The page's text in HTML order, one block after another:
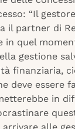
“Il
il partner di
in quel
gestione
finanziaria,
deve essere
in